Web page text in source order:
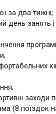
за два тижні;
день занять
заходи
(8 поїздок